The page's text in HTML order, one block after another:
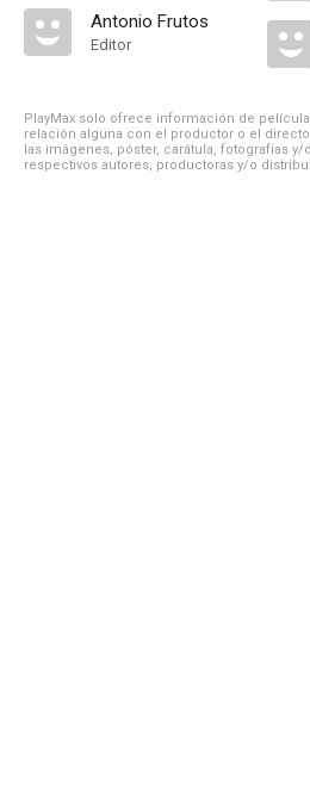
Antonio Frutos
Editor
PlayMax solo ofrece información de
relación alguna con el productor o el
las imágenes, póster, carátula, fotografías
respectivos autores, productoras y/o